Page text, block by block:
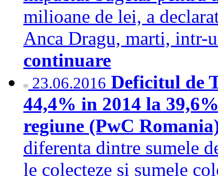
milioane de lei, a
Anca Dragu, marti,
continuare
23.06.2016 Deficitul de
44,4% in 2014 la
regiune (PwC
diferenta dintre sumele
le colecteze si sumele